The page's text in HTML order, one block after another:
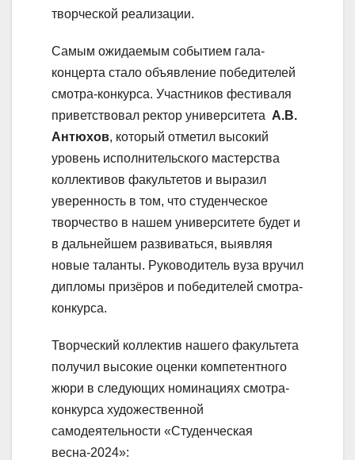
творческой реализации.
Самым ожидаемым событием гала-
концерта стало объявление победителей
смотра-конкурса. Участников фестиваля
приветствовал ректор университета А.В.
Антюхов, который отметил высокий
уровень исполнительского мастерства
коллективов факультетов и выразил
уверенность в том, что студенческое
творчество в нашем университете будет и
в дальнейшем развиваться, выявляя
новые таланты. Руководитель вуза вручил
дипломы призёров и победителей смотра-
конкурса.
Творческий коллектив нашего факультета
получил высокие оценки компетентного
жюри в следующих номинациях смотра-
конкурса художественной
самодеятельности «Студенческая
весна-2024»: